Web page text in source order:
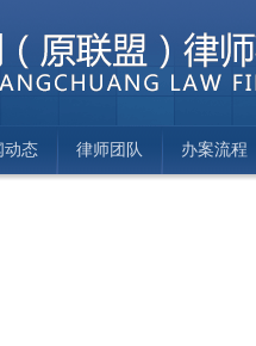
动态 律师团队 办案流程